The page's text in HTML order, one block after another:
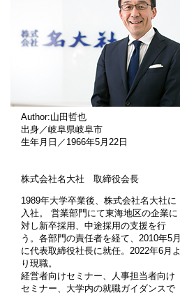
Author:山田哲也
出身／岐阜県岐阜市
生年月日／1966年5月22日
株式会社名大社 取締役会長
1989年大学卒業後、株式会社名大社に
入社。 営業部門にて東海地区の企業に
対し新卒採用、中途採用の支援を行
う。各部門の責任者を経て、2010年5月
に代表取締役社長に就任。2022年6月よ
り現職。
経営者向けセミナー、人事担当者向け
セミナー、大学内の就職ガイダンスで